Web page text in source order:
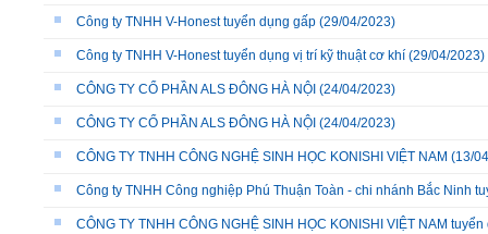
Công ty TNHH V-Honest tuyển dụng gấp (29/04/2023)
Công ty TNHH V-Honest tuyển dụng vị trí kỹ thuật cơ khí (29/04/2023)
CÔNG TY CỔ PHẦN ALS ĐÔNG HÀ NỘI (24/04/2023)
CÔNG TY CỔ PHẦN ALS ĐÔNG HÀ NỘI (24/04/2023)
CÔNG TY TNHH CÔNG NGHỆ SINH HỌC KONISHI VIỆT NAM (13/
Công ty TNHH Công nghiệp Phú Thuận Toàn - chi nhánh Bắc Ninh
CÔNG TY TNHH CÔNG NGHỆ SINH HỌC KONISHI VIỆT NAM tuyển